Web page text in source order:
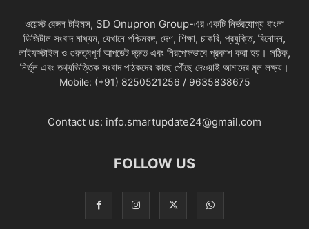
ওয়েস্ট বেঙ্গল টাইমস, SD Onupron Group-এর একটি নির্ভরযোগ্য বাংলা
ডিজিটাল সংবাদ মাধ্যম, যেখানে পশ্চিমবঙ্গ, দেশ, শিক্ষা, চাকরি, প্রযুক্তি, বিনোদন,
লাইফস্টাইল ও গুরুত্বপূর্ণ আপডেট দ্রুত এবং নিরপেক্ষভাবে প্রকাশ করা হয়। সঠিক,
নির্ভুল এবং তথ্যভিত্তিক সংবাদ পাঠকদের কাছে পৌঁছে দেওয়াই আমাদের মূল লক্ষ্য।
Mobile: (+91) 8250521256 / 9635838675
Contact us: info.smartupdate24@gmail.com
FOLLOW US